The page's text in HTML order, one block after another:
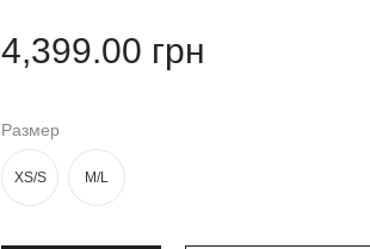
4,399.00 грн
Размер
XS/S M/L